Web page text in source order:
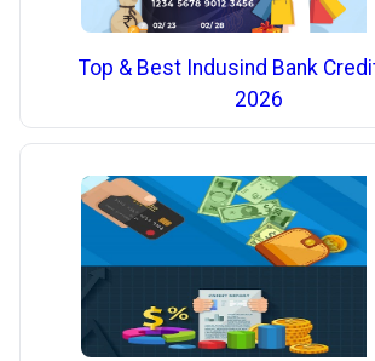
Top & Best Indusind Bank
2026